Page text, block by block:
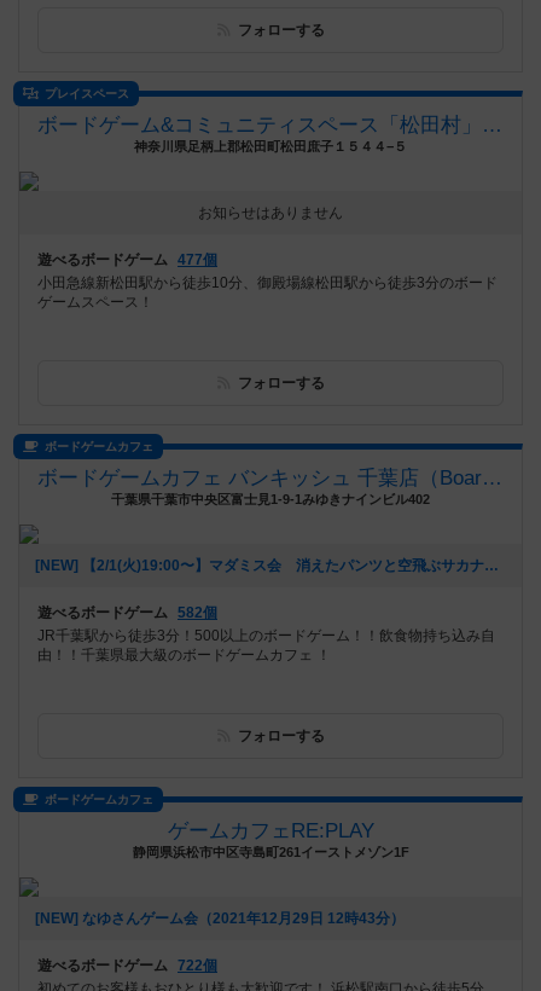
フォローする
プレイスペース
ボードゲーム&コミュニティスペース「松田村」（シャ：クレ）
神奈川県足柄上郡松田町松田庶子１５４４−５
お知らせはありません
遊べるボードゲーム 477個
小田急線新松田駅から徒歩10分、御殿場線松田駅から徒歩3分のボード
ゲームスペース！
フォローする
ボードゲームカフェ
ボードゲームカフェ バンキッシュ 千葉店（BoardGameCafe VANQUiSH CHIBA）
千葉県千葉市中央区富士見1-9-1みゆきナインビル402
[NEW] 【2/1(火)19:00〜】マダミス会 消えたパンツと空飛ぶサカナ（2022年01月21日 11時18分）
遊べるボードゲーム 582個
JR千葉駅から徒歩3分！500以上のボードゲーム！！飲食物持ち込み自
由！！千葉県最大級のボードゲームカフェ ！
フォローする
ボードゲームカフェ
ゲームカフェRE:PLAY
静岡県浜松市中区寺島町261イーストメゾン1F
[NEW] なゆさんゲーム会（2021年12月29日 12時43分）
遊べるボードゲーム 722個